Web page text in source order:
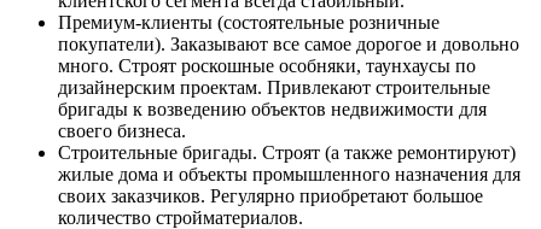
Премиум-клиенты (состоятельные розничные
покупатели). Заказывают все самое дорогое и довольно
много. Строят роскошные особняки, таунхаусы по
дизайнерским проектам. Привлекают строительные
бригады к возведению объектов недвижимости для
своего бизнеса.
Строительные бригады. Строят (а также ремонтируют)
жилые дома и объекты промышленного назначения для
своих заказчиков. Регулярно приобретают большое
количество стройматериалов.